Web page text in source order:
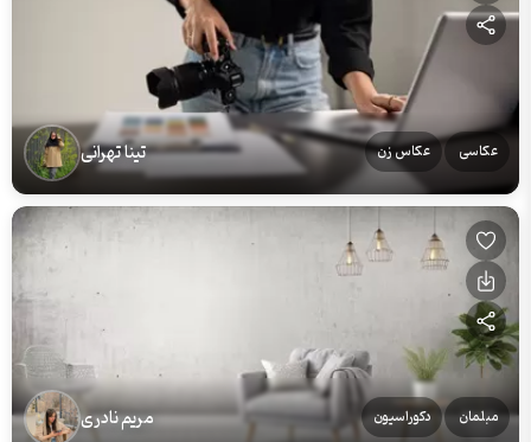
عکاسی عکاس زن تینا تهرانی
مبلمان دکوراسیون مریم نادری